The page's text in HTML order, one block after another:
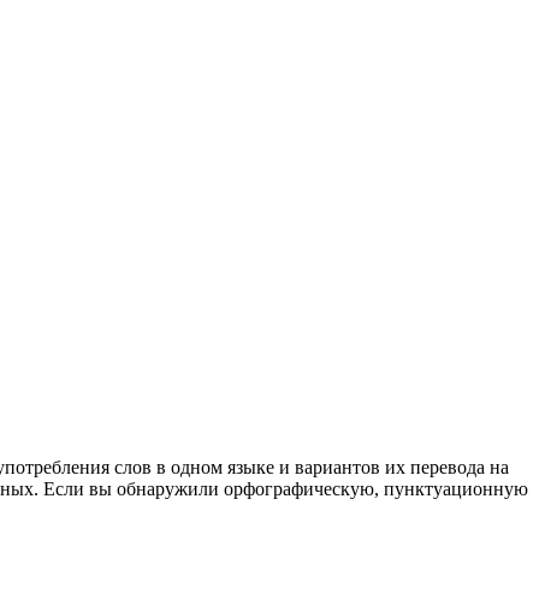
слов в одном языке и вариантов их перевода на
Если вы обнаружили орфографическую, пунктуационную